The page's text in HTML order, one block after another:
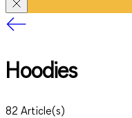
Hoodies
82 Article(s)